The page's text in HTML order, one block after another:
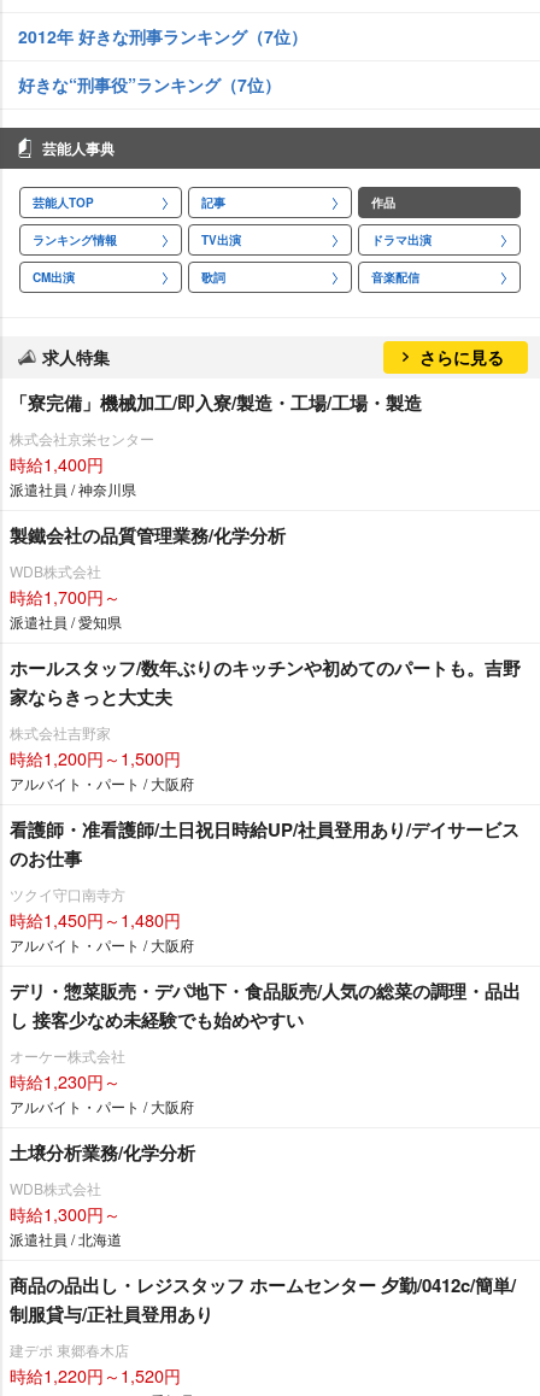
2012年 好きな刑事ランキング（7位）
好きな“刑事役”ランキング（7位）
芸能人事典
芸能人TOP 記事 作品
ランキング情報 TV出演 ドラマ出演
CM出演 歌詞 音楽配信
求人特集 さらに見る
「寮完備」機械加工/即入寮/製造・工場/工場・製造
株式会社京栄センター
時給1,400円
派遣社員 / 神奈川県
製鐵会社の品質管理業務/化学分析
WDB株式会社
時給1,700円～
派遣社員 / 愛知県
ホールスタッフ/数年ぶりのキッチンや初めてのパートも。吉野
家ならきっと大丈夫
株式会社吉野家
時給1,200円～1,500円
アルバイト・パート / 大阪府
看護師・准看護師/土日祝日時給UP/社員登用あり/デイサービス
のお仕事
ツクイ守口南寺方
時給1,450円～1,480円
アルバイト・パート / 大阪府
デリ・惣菜販売・デパ地下・食品販売/人気の総菜の調理・品出
し 接客少なめ未経験でも始めやすい
オーケー株式会社
時給1,230円～
アルバイト・パート / 大阪府
土壌分析業務/化学分析
WDB株式会社
時給1,300円～
派遣社員 / 北海道
商品の品出し・レジスタッフ ホームセンター 夕勤/0412c/簡単/
制服貸与/正社員登用あり
建デポ 東郷春木店
時給1,220円～1,520円